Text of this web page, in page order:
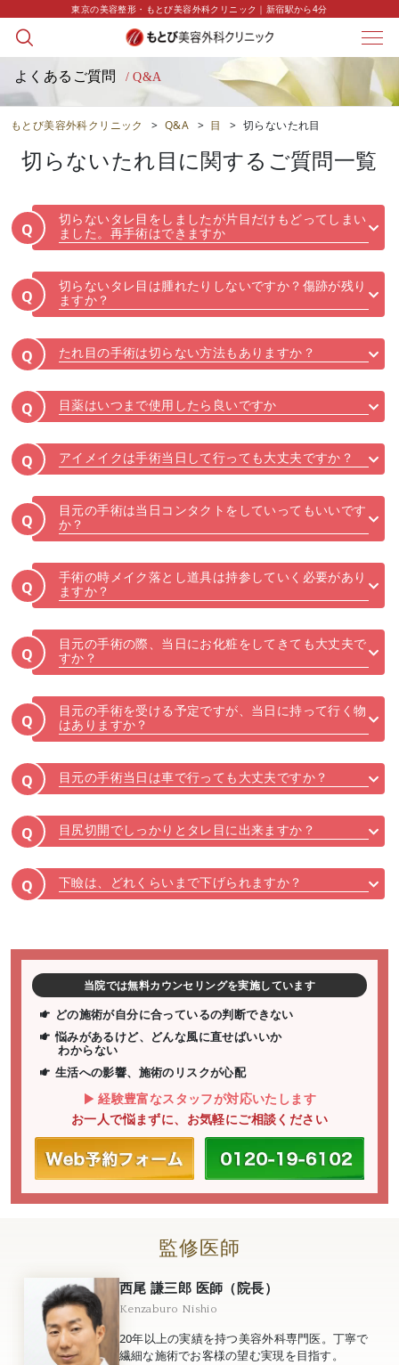
東京の美容整形・もとび美容外科クリニック｜新宿駅から4分
よくあるご質問 / Q&A
もとび美容外科クリニック > Q&A > 目 > 切らないたれ目
切らないたれ目に関するご質問一覧
Q
切らないタレ目をしましたが片目だけもどってしまい
ました。再手術はできますか
Q
切らないタレ目は腫れたりしないですか？傷跡が残り
ますか？
Q たれ目の手術は切らない方法もありますか？
Q 目薬はいつまで使用したら良いですか
Q アイメイクは手術当日して行っても大丈夫ですか？
Q
目元の手術は当日コンタクトをしていってもいいです
か？
Q
手術の時メイク落とし道具は持参していく必要があり
ますか？
Q
目元の手術の際、当日にお化粧をしてきても大丈夫で
すか？
Q
目元の手術を受ける予定ですが、当日に持って行く物
はありますか？
Q 目元の手術当日は車で行っても大丈夫ですか？
Q 目尻切開でしっかりとタレ目に出来ますか？
Q 下瞼は、どれくらいまで下げられますか？
当院では無料カウンセリングを実施しています
どの施術が自分に合っているの判断できない
悩みがあるけど、どんな風に直せばいいか
わからない
生活への影響、施術のリスクが心配
経験豊富なスタッフが対応いたします
お一人で悩まずに、お気軽にご相談ください
監修医師
西尾 謙三郎 医師（院長）
Kenzaburo Nishio
20年以上の実績を持つ美容外科専門医。丁寧で
繊細な施術でお客様の望む実現を目指す。